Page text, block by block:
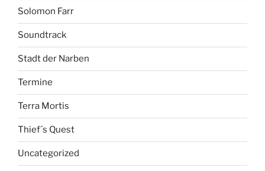
Solomon Farr
Soundtrack
Stadt der Narben
Termine
Terra Mortis
Thief´s Quest
Uncategorized